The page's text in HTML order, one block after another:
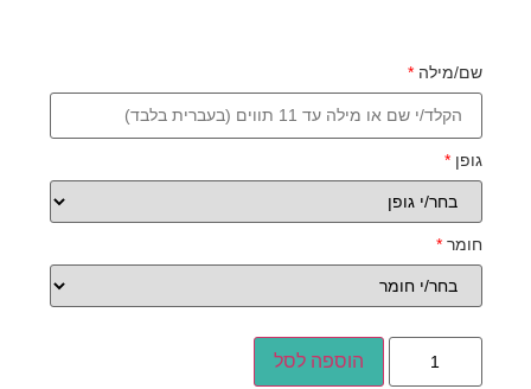
שם/מילה*
גופן*
חומר*
הוספה לסל